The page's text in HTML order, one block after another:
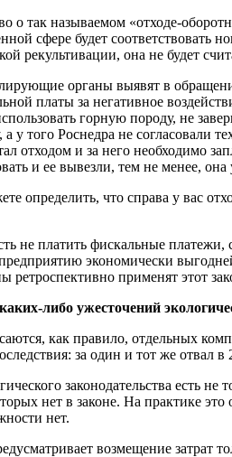
о так называемом «отходе-
сфере будет соответствовать
рекультивации, она не будет
органы выявят в
платы за негативное
горную породу, не
а у того Роснедра не
отходом и за него необходимо
и ее вывезли, тем не менее,
определить, что справа у вас
не платить фискальные
экономически
ретроспективно применят этот
либо ужесточений
как правило, отдельных
за один и тот же
законодательства есть
нет в законе. На практике это
нет.
возмещение